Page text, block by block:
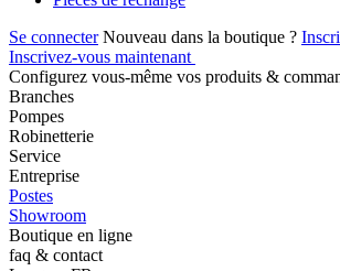
Se connecter Nouveau dans la boutique ?
Inscrivez-vous maintenant
Configurez vous-même vos produits &
Branches
Pompes
Robinetterie
Service
Entreprise
Postes
Showroom
Boutique en ligne
faq & contact